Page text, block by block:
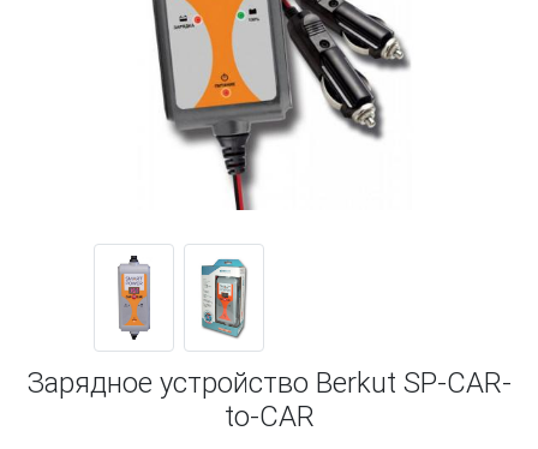
Зарядное устройство Berkut SP-CAR-
to-CAR